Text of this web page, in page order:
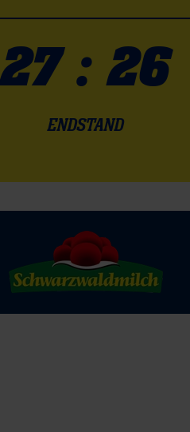
27 : 26
ENDSTAND